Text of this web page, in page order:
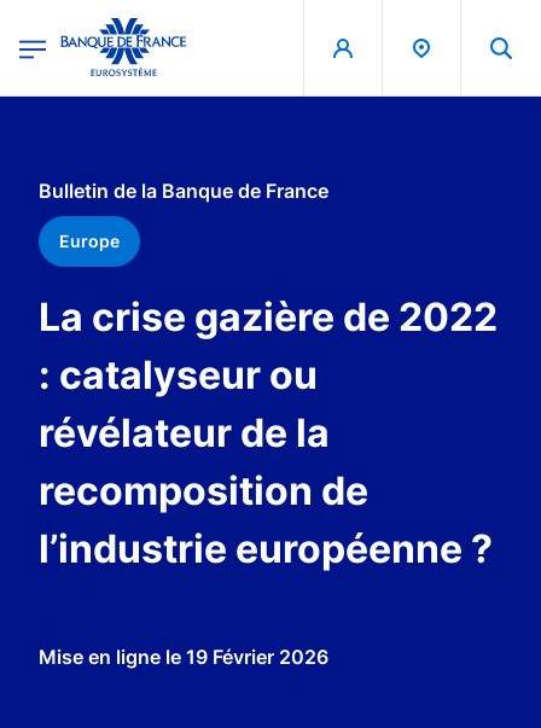
Banque de France - Menu Principal
Bulletin de la Banque de France
Europe
La crise gazière de 2022
: catalyseur ou
révélateur de la
recomposition de
l’industrie européenne ?
Mise en ligne le 19 Février 2026